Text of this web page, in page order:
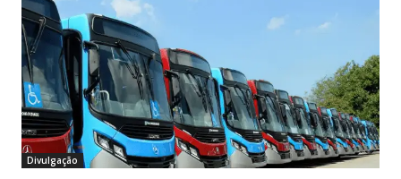
Divulgação